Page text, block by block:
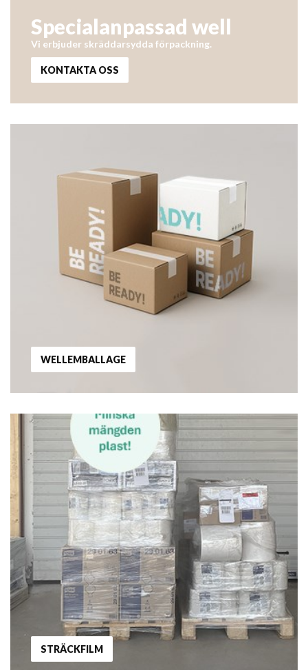
Specialanpassad well
Vi erbjuder skräddarsydda förpackning.
KONTAKTA OSS
WELLEMBALLAGE
STRÄCKFILM